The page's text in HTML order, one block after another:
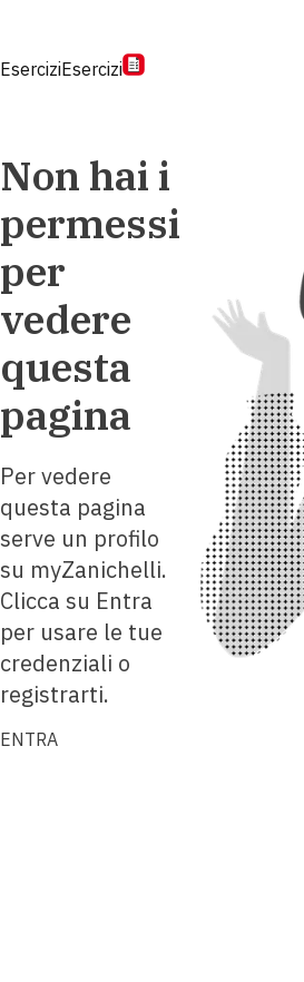
EserciziEsercizi
Non hai i
permessi
per
vedere
questa
pagina
Per vedere
questa pagina
serve un profilo
su myZanichelli.
Clicca su Entra
per usare le tue
credenziali o
registrarti.
ENTRA